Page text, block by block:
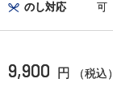
のし対応 可
9,900 円 （税込）